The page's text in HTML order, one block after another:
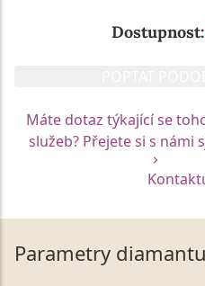
Dostupnost:
Máte dotaz týkající se
služeb? Přejete si s
Parametry diamantu